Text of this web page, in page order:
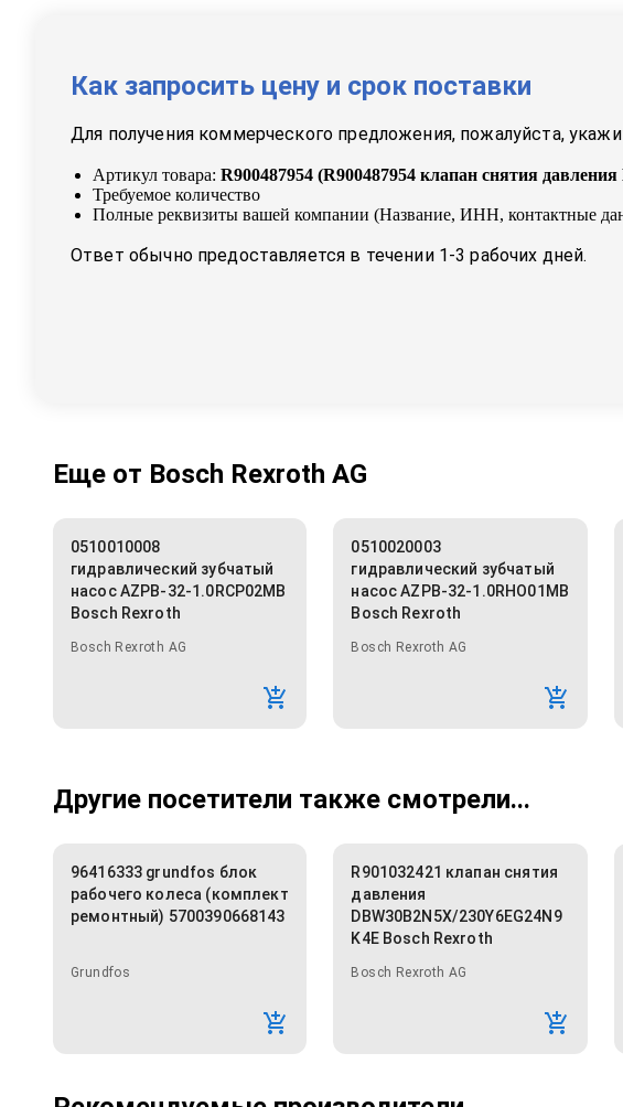
Как запросить цену и срок поставки
Для получения коммерческого предложения, пожалуйста,
Артикул товара: R900487954 (R900487954 клапан снятия
Требуемое количество
Полные реквизиты вашей компании (Название, ИНН, контактные
Ответ обычно предоставляется в течении 1-3 рабочих дней.
Еще от Bosch Rexroth AG
0510010008
гидравлический зубчатый
насос AZPB-32-1.0RCP02MB
Bosch Rexroth
Bosch Rexroth AG
0510020003
гидравлический зубчатый
насос AZPB-32-1.0RHO01MB
Bosch Rexroth
Bosch Rexroth AG
Другие посетители также смотрели...
96416333 grundfos блок
рабочего колеса (комплект
ремонтный) 5700390668143
Grundfos
R901032421 клапан снятия
давления
DBW30B2N5X/230Y6EG24N9
K4E Bosch Rexroth
Bosch Rexroth AG